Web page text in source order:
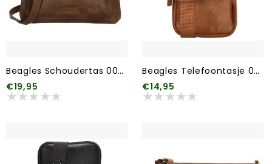
Beagles Schoudertas 006 Bruin
€19,95
Beagles Telefoontasje 006 Bruin
€14,95